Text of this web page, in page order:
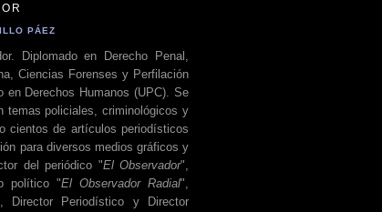
PÁEZ
Diplomado en Derecho Penal,
Ciencias Forenses y Perfilación
en Derechos Humanos (UPC). Se
temas policiales, criminológicos y
cientos de artículos periodísticos
para diversos medios gráficos y
del periódico "El Observador",
político "El Observador Radial",
Director Periodístico y Director